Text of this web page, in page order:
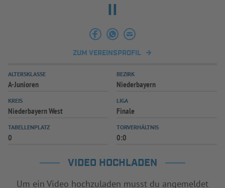
II
ZUM VEREINSPROFIL
ALTERSKLASSE
A-Junioren
BEZIRK
Niederbayern
KREIS
Niederbayern West
LIGA
Finale
TABELLENPLATZ
0
TORVERHÄLTNIS
0:0
VIDEO HOCHLADEN
Um ein Video hochzuladen musst du angemeldet